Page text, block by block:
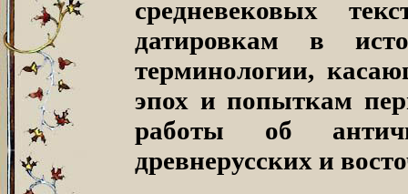
средневековых
датировкам в
терминологии,
эпох и попыткам
работы об
древнерусских и